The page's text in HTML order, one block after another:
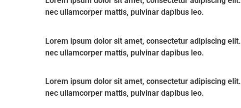
nec ullamcorper mattis, pulvinar dapibus leo.
Lorem ipsum dolor sit amet, consectetur adipiscing
nec ullamcorper mattis, pulvinar dapibus leo.
Lorem ipsum dolor sit amet, consectetur adipiscing
nec ullamcorper mattis, pulvinar dapibus leo.